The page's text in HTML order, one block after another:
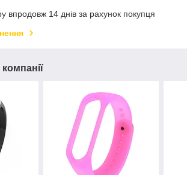
впродовж 14 днів за рахунок покупця